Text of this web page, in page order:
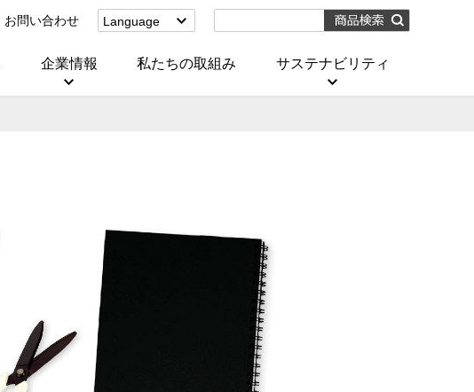
お問い合わせ
Language
(Corporate)
企業情報 私たちの取組み サステナビリティ